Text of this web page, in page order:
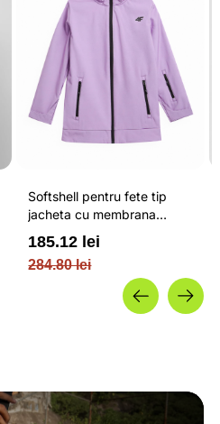
Softshell pentru fete tip
jacheta cu membrana
impermeabila NEODRY 5
000 si permis de schi roz /
4F JUNIOR
284.80 lei
185.12 lei